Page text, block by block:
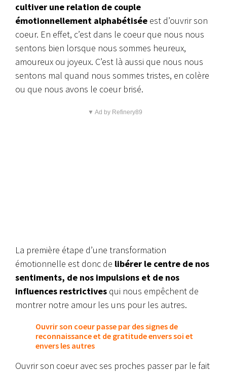
cultiver une relation de couple
émotionnellement alphabétisée est d’ouvrir son
coeur. En effet, c’est dans le coeur que nous nous
sentons bien lorsque nous sommes heureux,
amoureux ou joyeux. C’est là aussi que nous nous
sentons mal quand nous sommes tristes, en colère
ou que nous avons le coeur brisé.
▼ Ad by Refinery89
La première étape d’une transformation
émotionnelle est donc de libérer le centre de nos
sentiments, de nos impulsions et de nos
influences restrictives qui nous empêchent de
montrer notre amour les uns pour les autres.
Ouvrir son coeur passe par des signes de
reconnaissance et de gratitude envers soi et
envers les autres
Ouvrir son coeur avec ses proches passer par le fait